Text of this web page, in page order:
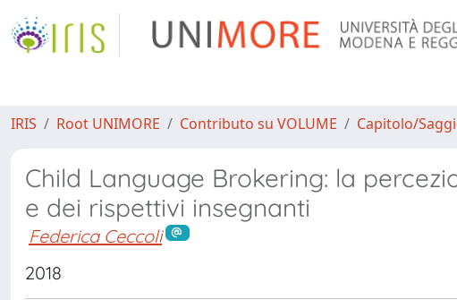
IRIS Root UNIMORE Contributo su VOLUME Capitolo/
Child Language Brokering: la
e dei rispettivi insegnanti
Federica Ceccoli
2018